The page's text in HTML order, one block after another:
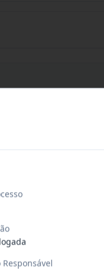
PRESTAÇÃ
P
DE PESSOA JUR
DE PESSOA JUR
Responsável